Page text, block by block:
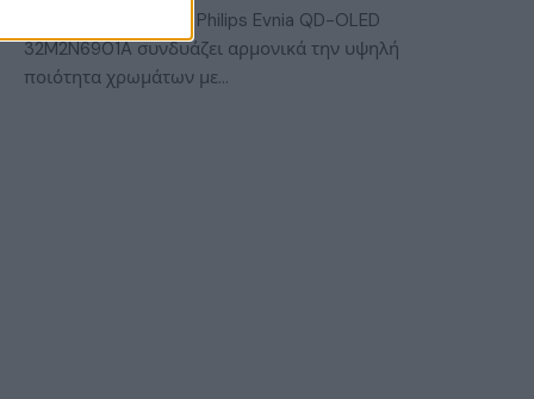
Η νέα gaming οθόνη Philips Evnia QD-OLED
32M2N6901A συνδυάζει αρμονικά την υψηλή
ποιότητα χρωμάτων με…